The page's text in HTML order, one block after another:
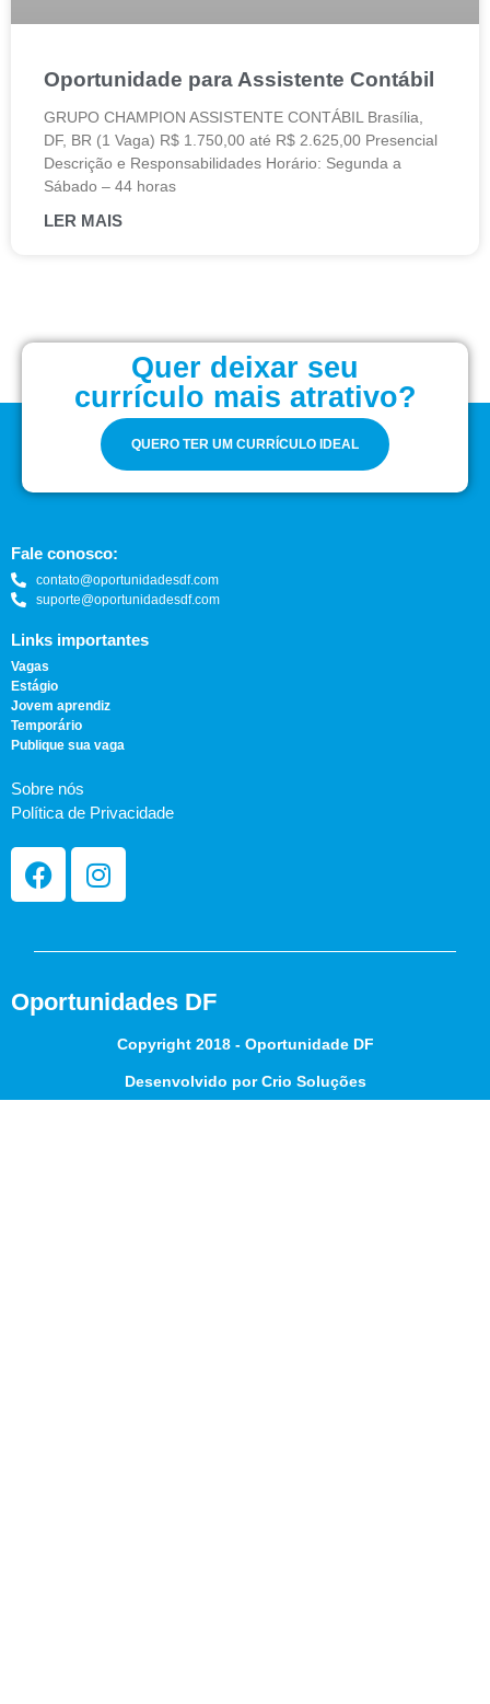
Oportunidade para Assistente Contábil
GRUPO CHAMPION ASSISTENTE CONTÁBIL Brasília,
DF, BR (1 Vaga) R$ 1.750,00 até R$ 2.625,00 Presencial
Descrição e Responsabilidades Horário: Segunda a
Sábado – 44 horas
LER MAIS
Quer deixar seu
currículo mais atrativo?
QUERO TER UM CURRÍCULO IDEAL
Fale conosco:
contato@oportunidadesdf.com
suporte@oportunidadesdf.com
Links importantes
Vagas
Estágio
Jovem aprendiz
Temporário
Publique sua vaga
Sobre nós
Política de Privacidade
Oportunidades DF
Copyright 2018 - Oportunidade DF
Desenvolvido por Crio Soluções